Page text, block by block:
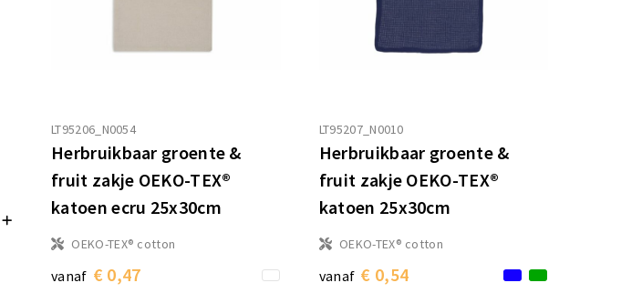
LT95206_N0054
Herbruikbaar groente &
fruit zakje OEKO-TEX®
katoen ecru 25x30cm
OEKO-TEX® cotton
vanaf € 0,47
LT95207_N0010
Herbruikbaar groente &
fruit zakje OEKO-TEX®
katoen 25x30cm
OEKO-TEX® cotton
vanaf € 0,54